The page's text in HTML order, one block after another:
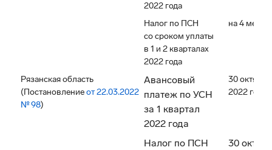
2022 года
Налог по ПСН
со сроком уплаты
в 1 и 2 кварталах
2022 года
на 4
Рязанская область
(Постановлениеот 22.03.2022
№ 98)
Авансовый
платеж по УСН
за 1 квартал
2022 года
30 октября
2022 года
Налог по ПСН
30